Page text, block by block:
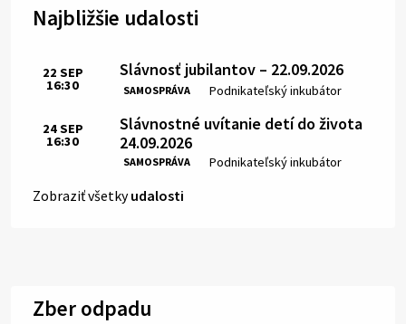
Najbližšie udalosti
Slávnosť jubilantov – 22.09.2026
SAMOSPRÁVA Miesto:
Podnikateľský inkubátor
Čas:
22 SEP
16:30
Slávnostné uvítanie detí do života
24.09.2026
SAMOSPRÁVA Miesto:
Podnikateľský inkubátor
Čas:
24SEP
16:30
Zobraziť všetkyudalosti
Zber odpadu